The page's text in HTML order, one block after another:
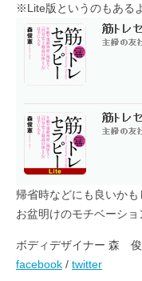
※Lite版というのもある
帰省時などにも良いかも
お盆明けのモチベーショ
ボディデザイナー 森
facebook/ twitter